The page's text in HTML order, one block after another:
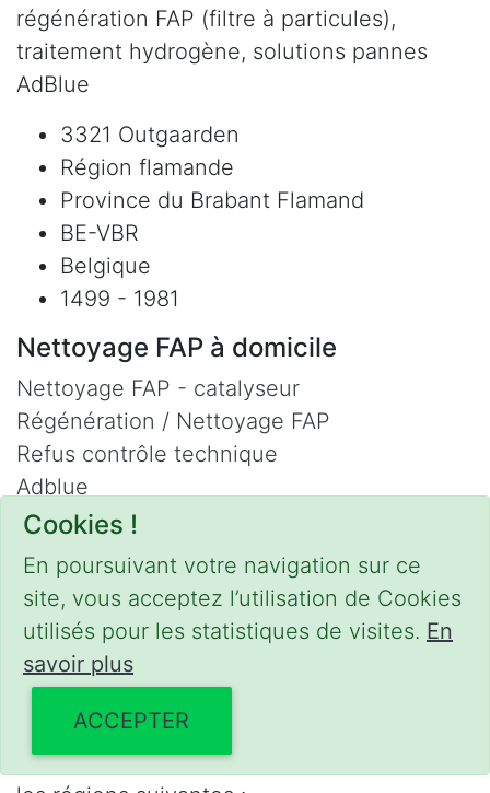
Cookies !
En poursuivant votre navigation sur ce
site, vous acceptez l’utilisation de Cookies
utilisés pour les statistiques de visites. En
savoir plus
ACCEPTER
régénération FAP (filtre à particules),
traitement hydrogène, solutions pannes
AdBlue
3321 Outgaarden
Région flamande
Province du Brabant Flamand
BE-VBR
Belgique
1499 - 1981
Nettoyage FAP à domicile
Nettoyage FAP - catalyseur
Régénération / Nettoyage FAP
Refus contrôle technique
Adblue
Nettoyage Hydrogène
Contact
Phone :0475 47 20 19
Email :mobilii@tcontact.me
Décalaminage & Régénération FAP à
domicile
Interventions urgentes sur la Belgique dans